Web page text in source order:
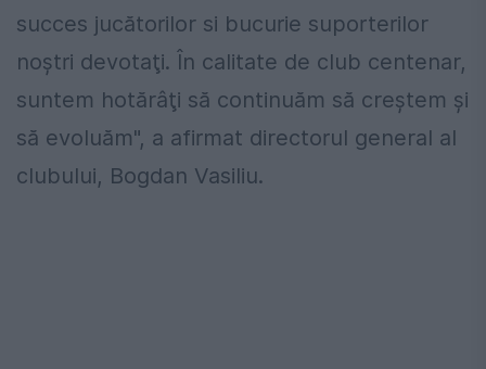
succes jucătorilor si bucurie suporterilor
noştri devotaţi. În calitate de club centenar,
suntem hotărâţi să continuăm să creştem şi
să evoluăm", a afirmat directorul general al
clubului, Bogdan Vasiliu.